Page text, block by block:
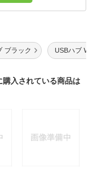
ブラック USBハブ
入されている商品は